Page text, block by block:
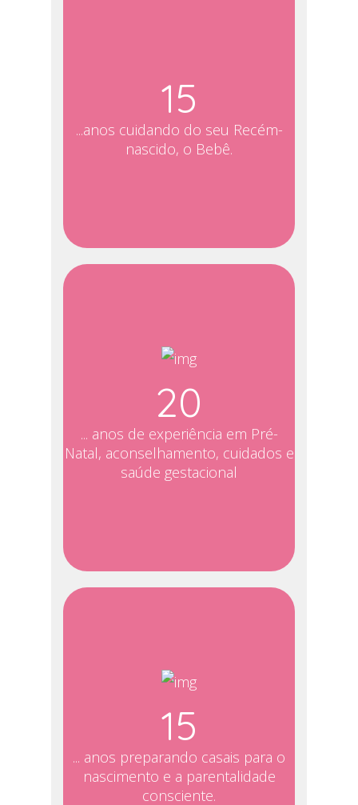
15
...anos cuidando do seu Recém-
nascido, o Bebê.
20
... anos de experiência em Pré-
Natal, aconselhamento, cuidados e
saúde gestacional
15
... anos preparando casais para o
nascimento e a parentalidade
consciente.